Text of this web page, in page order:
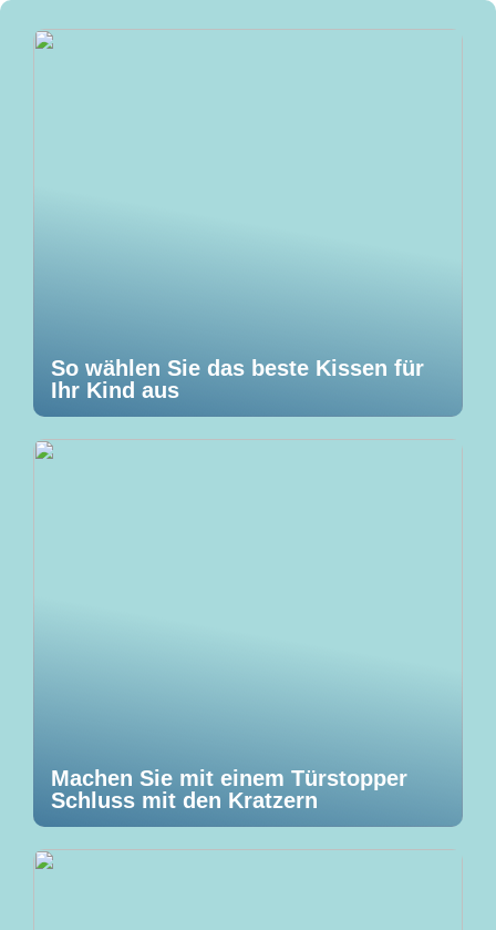
So wählen Sie das beste Kissen für
Ihr Kind aus
Machen Sie mit einem Türstopper
Schluss mit den Kratzern